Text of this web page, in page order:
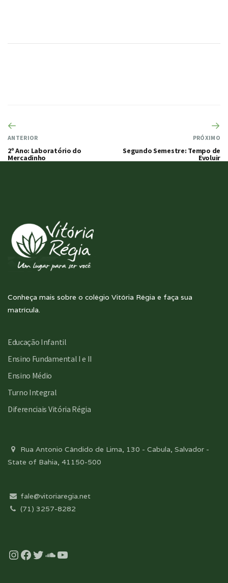
ANTERIOR
2º Ano: Laboratório do
Mercadinho
PRÓXIMO
Segundo Semestre: Tempo de
Evoluir
Conheça mais sobre o colégio Vitória Régia e faça sua
matrícula.
Educação Infantil
Ensino Fundamental I e II
Ensino Médio
Turno Integral
Diferenciais Vitória Régia
Rua Antonio Cândido de Lima, 130 - Cabula, Salvador -
State of Bahia, 41150-500
fale@vitoriaregia.net
(71) 3257-8282
Instagram
Facebook
Twitter
Soundcloud
YouTube